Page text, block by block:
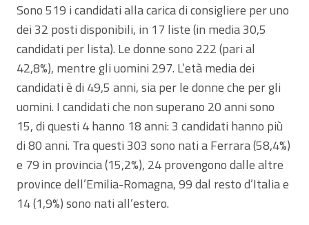
Sono 519 i candidati alla carica di consigliere per uno
dei 32 posti disponibili, in 17 liste (in media 30,5
candidati per lista). Le donne sono 222 (pari al
42,8%), mentre gli uomini 297. L’età media dei
candidati è di 49,5 anni, sia per le donne che per gli
uomini. I candidati che non superano 20 anni sono
15, di questi 4 hanno 18 anni: 3 candidati hanno più
di 80 anni. Tra questi 303 sono nati a Ferrara (58,4%)
e 79 in provincia (15,2%), 24 provengono dalle altre
province dell’Emilia-Romagna, 99 dal resto d’Italia e
14 (1,9%) sono nati all’estero.